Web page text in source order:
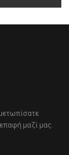
μαζί μας.